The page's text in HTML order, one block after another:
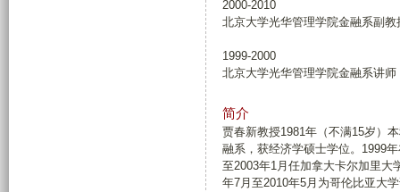
2000-2010
北京大学光华管理学院金融系副
1999-2000
北京大学光华管理学院金融系讲师
简介
贾春新教授1981年（不满15岁）
融系，获经济学硕士学位。1999
至2003年1月任加拿大卡尔加里大
年7月至2010年5月为哥伦比亚大